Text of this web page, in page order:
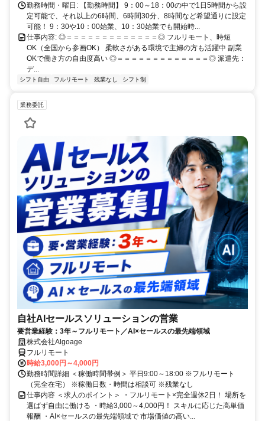
勤務時間・曜日: 【勤務時間】 9：00～18：00の中で1日5時間から設
定可能で、それ以上の6時間、6時間30分、8時間など希望通りに設定
可能！ 9：30や10：00始業、10：30始業でも開始時...
仕事内容: ◎＝＝＝＝＝＝＝＝＝＝＝＝＝◎ フルリモート、時短
OK（全国から参画OK） 柔軟さがある環境で主婦の方も活躍中 副業
OKで働き方の自由度高い ◎＝＝＝＝＝＝＝＝＝＝＝＝＝◎ 派遣先：
デ...
シフト自由 フルリモート 残業なし シフト制
業務委託
自社AIセールスソリューションの営業
要営業経験：3年～フルリモート／AI×セールスの最先端領域
株式会社Algoage
フルリモート
時給3,000円～4,000円
勤務時間詳細 ＜稼働時間帯例＞ 平日9:00～18:00 ※フルリモート
（完全在宅） ※稼働日数・時間は相談可 ※残業なし
仕事内容 ＜求人のポイント＞ ・フルリモート×完全週休2日！ 場所を
選ばず自由に働ける ・時給3,000～4,000円！ スキルに応じた高単価
報酬 ・AI×セールスの最先端領域で 市場価値の高い...